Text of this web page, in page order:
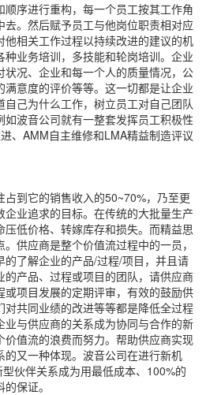
序进行重构，每一个员工按其工作角
。然后赋予员工与他岗位职责相对应
他相关工作过程以持续改进的建议的机
业务培训，多技能和轮岗培训。企业
状况、企业和每一个人的质量情况，公
意度的评价等等。这一切都是让企业
己为什么工作，树立员工对自己团队
波音公司就有一整套发挥员工积极性
、AMM自主维修和LMA精益制造评议
到它的销售收入的50~70%，乃至更
业追求的目标。在传统的大批量生产
低价格、转嫁库存和损失。而精益思
供应商是整个价值流过程中的一员，
了解企业的产品/过程/项目，并且请
产品、过程或项目的团队，请供应商
项目发展的定期评审，有效的鼓励供
对共同业绩的改进等等都是降低全过程
业与供应商的关系成为协同与合作的新
价值流的浪费而努力。帮助供应商实现
又一种体现。波音公司在进行新机
伙伴关系成为用最低成本、100%的
保证。